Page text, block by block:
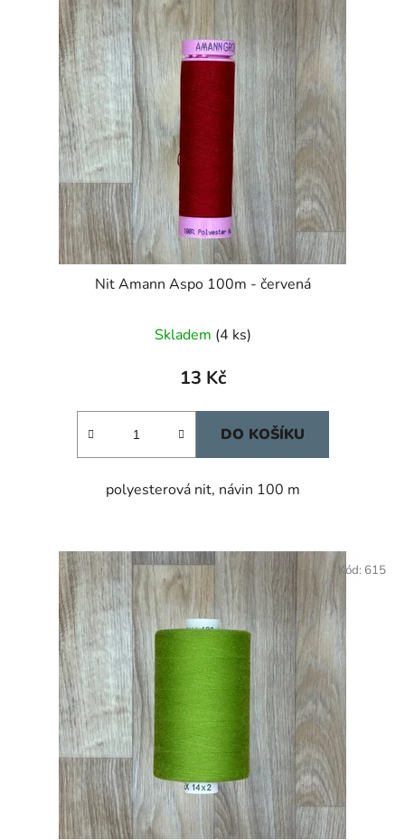
Nit Amann Aspo 100m - červená
Skladem (4 ks)
13 Kč
DO KOŠÍKU
polyesterová nit, návin 100 m
Kód: 615